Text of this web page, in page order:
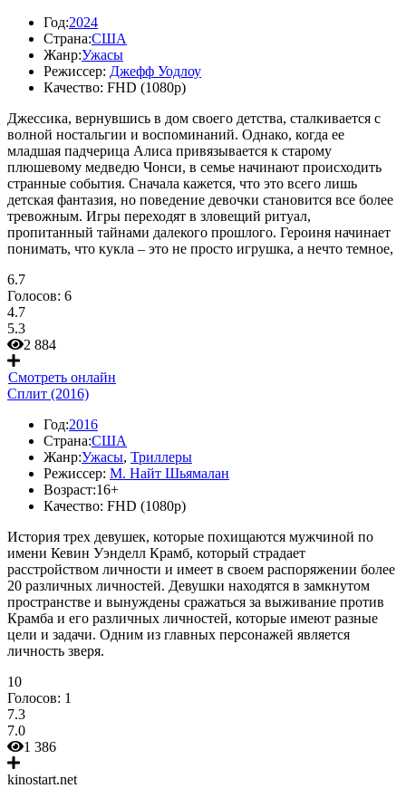
Год:2024
Страна:США
Жанр:Ужасы
Режиссер: Джефф Уодлоу
Качество: FHD (1080p)
Джессика, вернувшись в дом своего детства, сталкивается с
волной ностальгии и воспоминаний. Однако, когда ее
младшая падчерица Алиса привязывается к старому
плюшевому медведю Чонси, в семье начинают происходить
странные события. Сначала кажется, что это всего лишь
детская фантазия, но поведение девочки становится все более
тревожным. Игры переходят в зловещий ритуал,
пропитанный тайнами далекого прошлого. Героиня начинает
понимать, что кукла – это не просто игрушка, а нечто темное,
6.7
Голосов: 6
4.7
5.3
2 884
Смотреть онлайн
Сплит (2016)
Год:2016
Страна:США
Жанр:Ужасы, Триллеры
Режиссер: М. Найт Шьямалан
Возраст:16+
Качество: FHD (1080p)
История трех девушек, которые похищаются мужчиной по
имени Кевин Уэнделл Крамб, который страдает
расстройством личности и имеет в своем распоряжении более
20 различных личностей. Девушки находятся в замкнутом
пространстве и вынуждены сражаться за выживание против
Крамба и его различных личностей, которые имеют разные
цели и задачи. Одним из главных персонажей является
личность зверя.
10
Голосов: 1
7.3
7.0
1 386
kinostart.net